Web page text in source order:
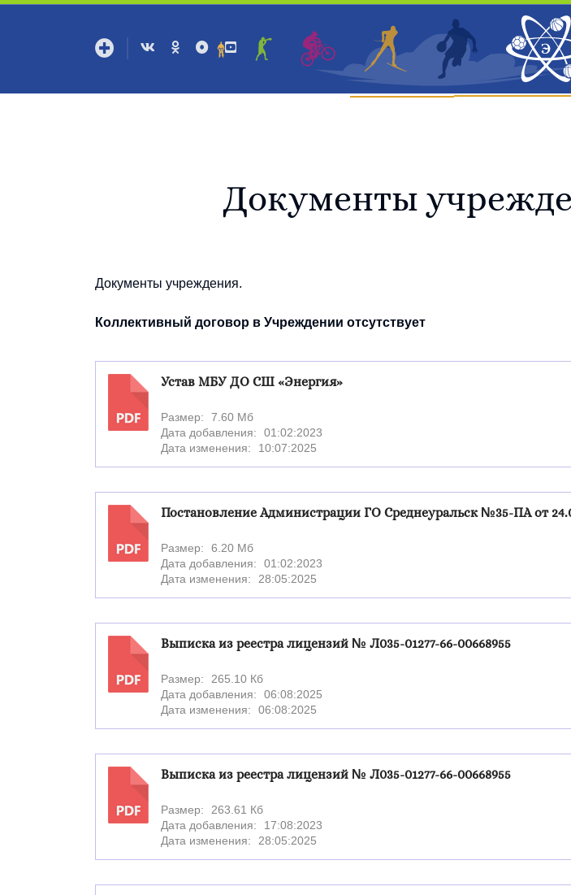
Документы
Документы учреждения.
Коллективный договор в Учреждении отсутствует
PDF
Устав МБУ ДО СШ «Энергия»
Размер:
7.60 Мб
Дата добавления:
01:02:2023
Дата изменения:
10:07:2025
PDF
Постановление Администрации ГО Среднеуральск №35-ПА от
Размер:
6.20 Мб
Дата добавления:
01:02:2023
Дата изменения:
28:05:2025
PDF
Выписка из реестра лицензий № Л035-01277-66-00668955
Размер:
265.10 Кб
Дата добавления:
06:08:2025
Дата изменения:
06:08:2025
PDF
Выписка из реестра лицензий № Л035-01277-66-00668955
Размер:
263.61 Кб
Дата добавления:
17:08:2023
Дата изменения:
28:05:2025